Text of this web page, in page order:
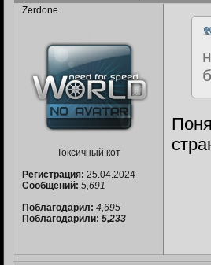
Zerdone
Токсичный кот
Регистрация: 25.04.2024
Сообщений: 5,691
Поблагодарил: 4,695
Поблагодарили: 5,233